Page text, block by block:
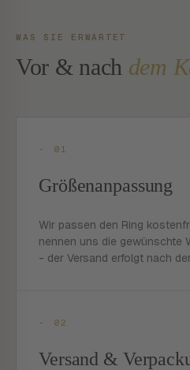
WAS SIE ERWARTET
Vor & nach dem
- 01
Größenanpassung
Wir passen den Ring
nennen uns die gewünschte
- der Versand erfolgt nach
- 02
Versand &